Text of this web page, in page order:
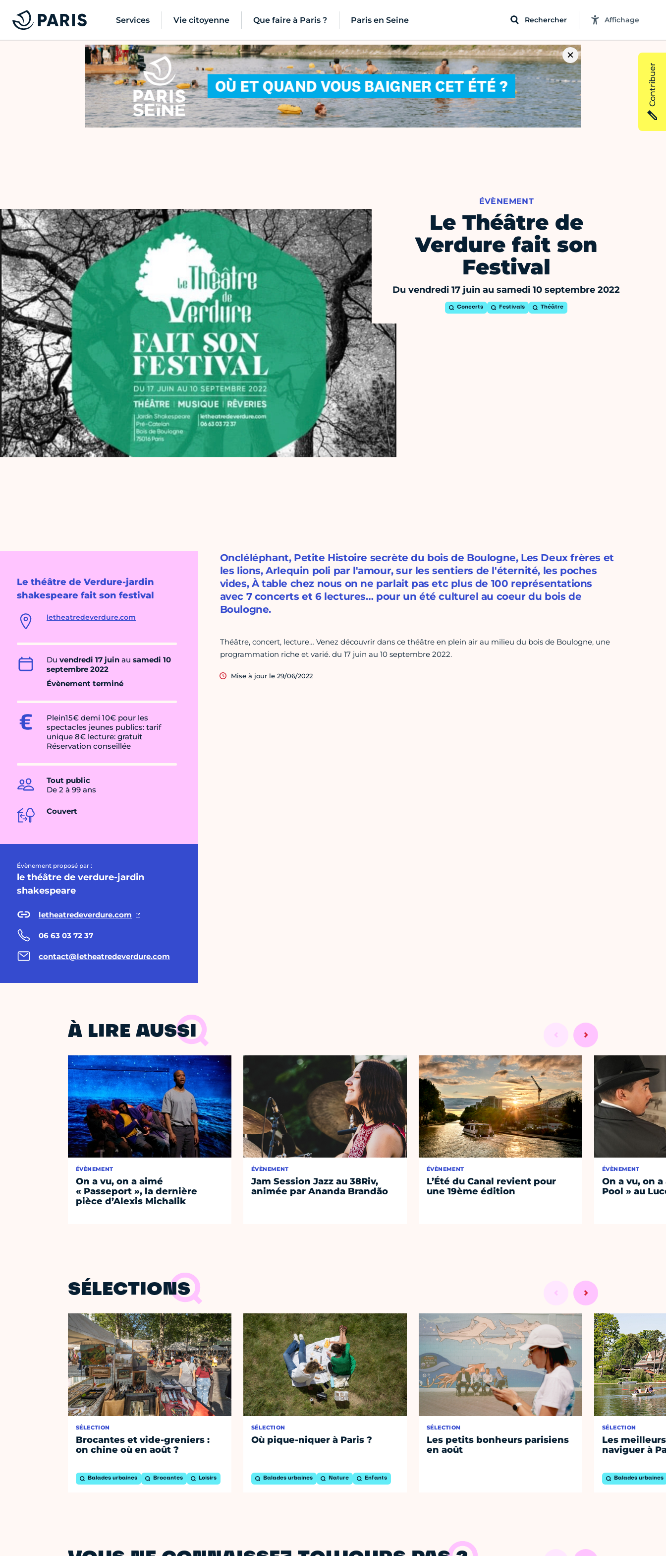
Services Vie citoyenne Que faire à Paris ? Paris en Seine Rechercher Affichage
ÉVÈNEMENT
Le Théâtre de
Verdure fait son
Festival
Du vendredi 17 juin au samedi 10 septembre 2022
Concerts Festivals Théâtre
Le théâtre de Verdure-jardin
shakespeare fait son festival
letheatredeverdure.com
Du vendredi 17 juin au samedi 10
septembre 2022
Évènement terminé
Plein15€ demi 10€ pour les
spectacles jeunes publics: tarif
unique 8€ lecture: gratuit
Réservation conseillée
Tout public
De 2 à 99 ans
Couvert
Évènement proposé par :
le théâtre de verdure-jardin
shakespeare
letheatredeverdure.com
06 63 03 72 37
contact@letheatredeverdure.com
Oncléléphant, Petite Histoire secrète du bois de Boulogne, Les Deux frères et
les lions, Arlequin poli par l'amour, sur les sentiers de l'éternité, les poches
vides, À table chez nous on ne parlait pas etc plus de 100 représentations
avec 7 concerts et 6 lectures… pour un été culturel au coeur du bois de
Boulogne.
Théâtre, concert, lecture… Venez découvrir dans ce théâtre en plein air au milieu du bois de Boulogne, une
programmation riche et varié. du 17 juin au 10 septembre 2022.
Mise à jour le 29/06/2022
À LIRE AUSSI
ÉVÈNEMENT
On a vu, on a aimé
« Passeport », la dernière
pièce d’Alexis Michalik
ÉVÈNEMENT
Jam Session Jazz au 38Riv,
animée par Ananda Brandão
ÉVÈNEMENT
L’Été du Canal revient pour
une 19ème édition
ÉVÈNEMENT
On a vu, on
Pool » au
SÉLECTIONS
SÉLECTION
Brocantes et vide-greniers :
on chine où en août ?
Balades urbaines Brocantes Loisirs
SÉLECTION
Où pique-niquer à Paris ?
Balades urbaines Nature Enfants
SÉLECTION
Les petits bonheurs parisiens
en août
SÉLECTION
Les
naviguer à
Balades urbaines
Contribuer